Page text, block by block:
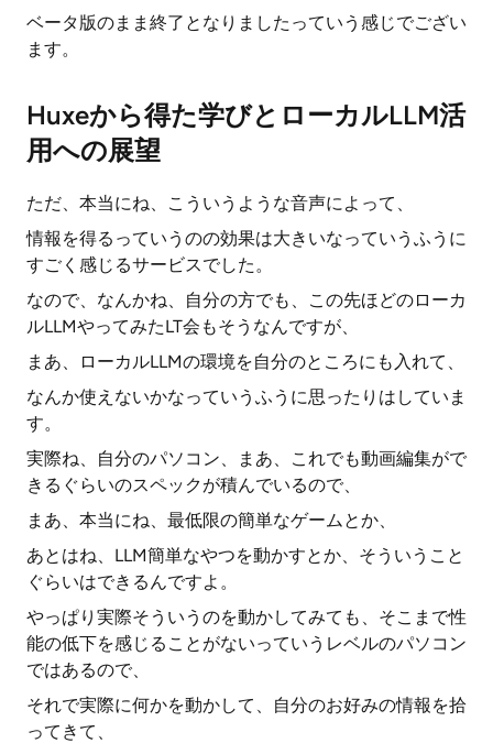
ベータ版のまま終了となりましたっていう感じでござい
ます。
Huxeから得た学びとローカルLLM活
用への展望
ただ、本当にね、こういうような音声によって、
情報を得るっていうのの効果は大きいなっていうふうに
すごく感じるサービスでした。
なので、なんかね、自分の方でも、この先ほどのローカ
ルLLMやってみたLT会もそうなんですが、
まあ、ローカルLLMの環境を自分のところにも入れて、
なんか使えないかなっていうふうに思ったりはしていま
す。
実際ね、自分のパソコン、まあ、これでも動画編集がで
きるぐらいのスペックが積んでいるので、
まあ、本当にね、最低限の簡単なゲームとか、
あとはね、LLM簡単なやつを動かすとか、そういうこと
ぐらいはできるんですよ。
やっぱり実際そういうのを動かしてみても、そこまで性
能の低下を感じることがないっていうレベルのパソコン
ではあるので、
それで実際に何かを動かして、自分のお好みの情報を拾
ってきて、